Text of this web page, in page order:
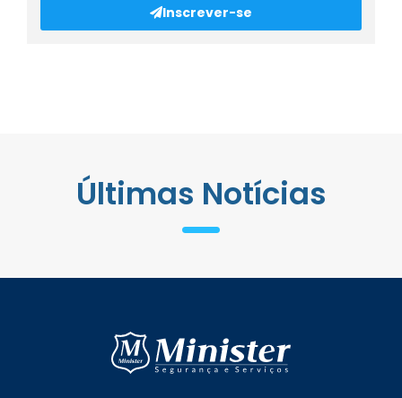
Inscrever-se
Últimas Notícias